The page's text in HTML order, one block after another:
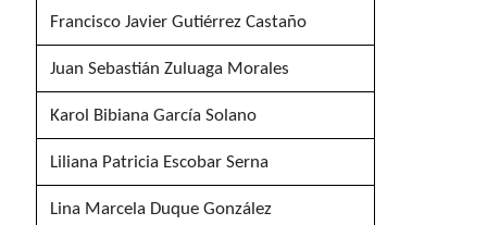
Francisco Javier Gutiérrez Castaño
Juan Sebastián Zuluaga Morales
Karol Bibiana García Solano
Liliana Patricia Escobar Serna
Lina Marcela Duque González